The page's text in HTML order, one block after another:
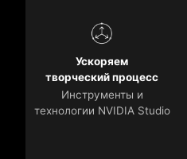
Ускоряем
творческий процесс
Инструменты и
технологии NVIDIA Studio